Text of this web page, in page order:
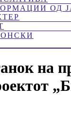
ОД
на